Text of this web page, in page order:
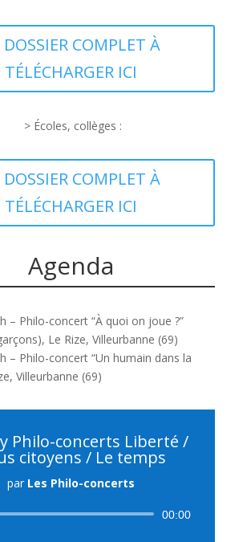
DOSSIER COMPLET À
TÉLÉCHARGER ICI
> Écoles, collèges :
DOSSIER COMPLET À
TÉLÉCHARGER ICI
Agenda
– Philo-concert “À quoi on joue ?”
Le Rize, Villeurbanne (69)
– Philo-concert “Un humain dans la
Villeurbanne (69)
Philo-concerts Liberté /
citoyens / Le temps
par Les Philo-concerts
Lecteur
00:00